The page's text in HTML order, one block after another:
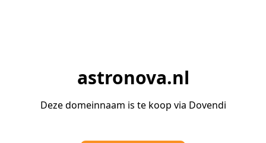
astronova.nl
Deze domeinnaam is te koop via Dovendi